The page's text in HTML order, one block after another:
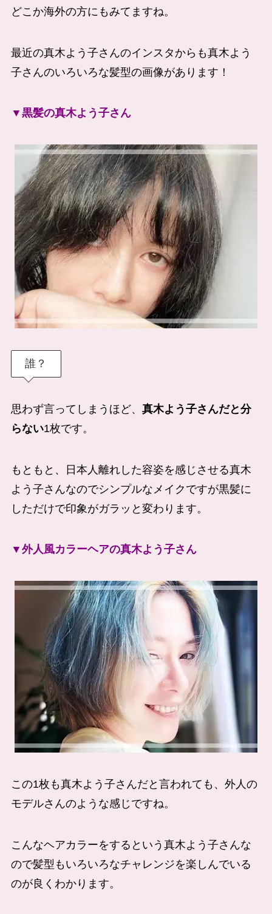
どこか海外の方にもみてますね。
最近の真木よう子さんのインスタからも真木よう
子さんのいろいろな髪型の画像があります！
▼黒髪の真木よう子さん
誰？
思わず言ってしまうほど、 真木よう子さんだと分
らない1枚です。
もともと、日本人離れした容姿を感じさせる真木
よう子さんなのでシンプルなメイクですが黒髪に
しただけで印象がガラッと変わります。
▼外人風カラーヘアの真木よう子さん
この1枚も真木よう子さんだと言われても、外人の
モデルさんのような感じですね。
こんなヘアカラーをするという真木よう子さんな
ので髪型もいろいろなチャレンジを楽しんでいる
のが良くわかります。